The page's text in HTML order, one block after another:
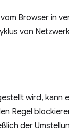
Browser in
von
wird, kann
Regel
der